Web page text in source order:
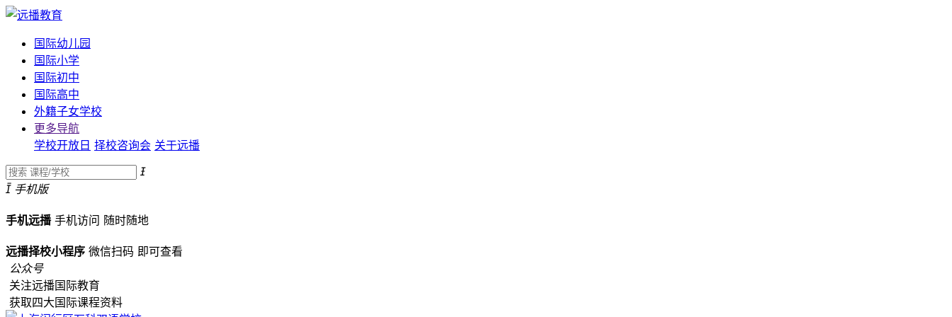
国际幼儿园
国际小学
国际初中
国际高中
外籍子女学校
更多导航
学校开放日 择校咨询会 关于远播

 手机版
手机远播 手机访问 随时随地
远播择校小程序 微信扫码 即可查看
公众号
关注远播国际教育
获取四大国际课程资料